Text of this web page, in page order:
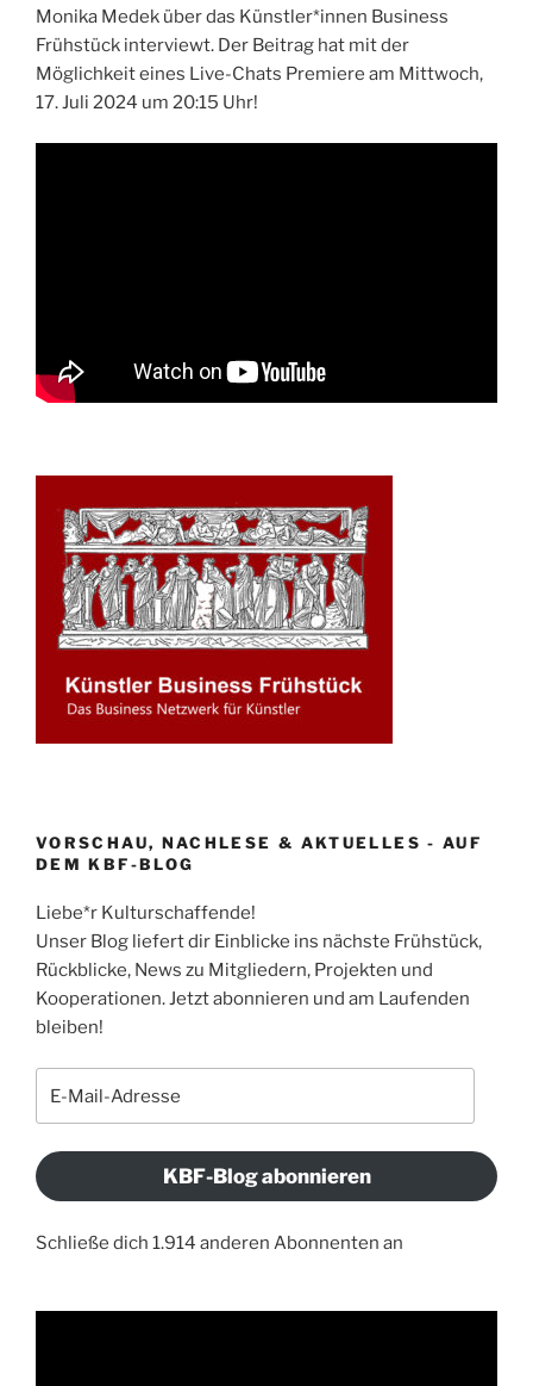
Monika Medek über das Künstler*innen Business
Frühstück interviewt. Der Beitrag hat mit der
Möglichkeit eines Live-Chats Premiere am Mittwoch,
17. Juli 2024 um 20:15 Uhr!
VORSCHAU, NACHLESE & AKTUELLES - AUF
DEM KBF-BLOG
Liebe*r Kulturschaffende!
Unser Blog liefert dir Einblicke ins nächste Frühstück,
Rückblicke, News zu Mitgliedern, Projekten und
Kooperationen. Jetzt abonnieren und am Laufenden
bleiben!
Mail-
KBF-Blog abonnieren
Schließe dich 1.914 anderen Abonnenten an